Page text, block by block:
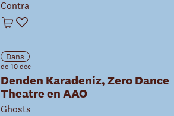
Contra
Winkelwagen
Favoriet
Dans
do 10 dec
Denden Karadeniz, Zero Dance
Theatre en AAO
Ghosts